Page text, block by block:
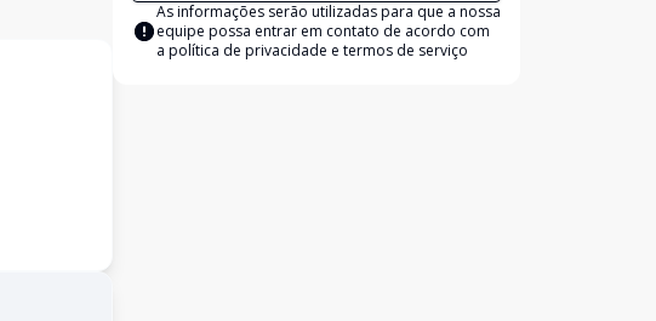
As informações serão utilizadas para que a nossa
equipe possa entrar em contato de acordo com
a política de privacidade e termos de serviço